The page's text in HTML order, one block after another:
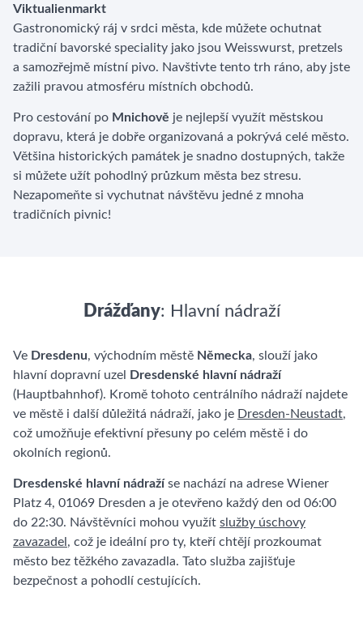
Viktualienmarkt
Gastronomický ráj v srdci města, kde můžete ochutnat
tradiční bavorské speciality jako jsou Weisswurst, pretzels
a samozřejmě místní pivo. Navštivte tento trh ráno, aby jste
zažili pravou atmosféru místních obchodů.
Pro cestování po Mnichově je nejlepší využít městskou
dopravu, která je dobře organizovaná a pokrývá celé město.
Většina historických památek je snadno dostupných, takže
si můžete užít pohodlný průzkum města bez stresu.
Nezapomeňte si vychutnat návštěvu jedné z mnoha
tradičních pivnic!
Drážďany: Hlavní nádraží
Ve Dresdenu, východním městě Německa, slouží jako
hlavní dopravní uzel
Dresdenské hlavní nádraží
(Hauptbahnhof). Kromě tohoto centrálního nádraží najdete
ve městě i další důležitá nádraží, jako je Dresden-Neustadt,
což umožňuje efektivní přesuny po celém městě i do
okolních regionů.
Dresdenské hlavní nádražíse nachází na adrese Wiener
Platz 4, 01069 Dresden a je otevřeno každý den od 06:00
do 22:30. Návštěvníci mohou využít služby úschovy
zavazadel , což je ideální pro ty, kteří chtějí prozkoumat
město bez těžkého zavazadla. Tato služba zajišťuje
bezpečnost a pohodlí cestujících.